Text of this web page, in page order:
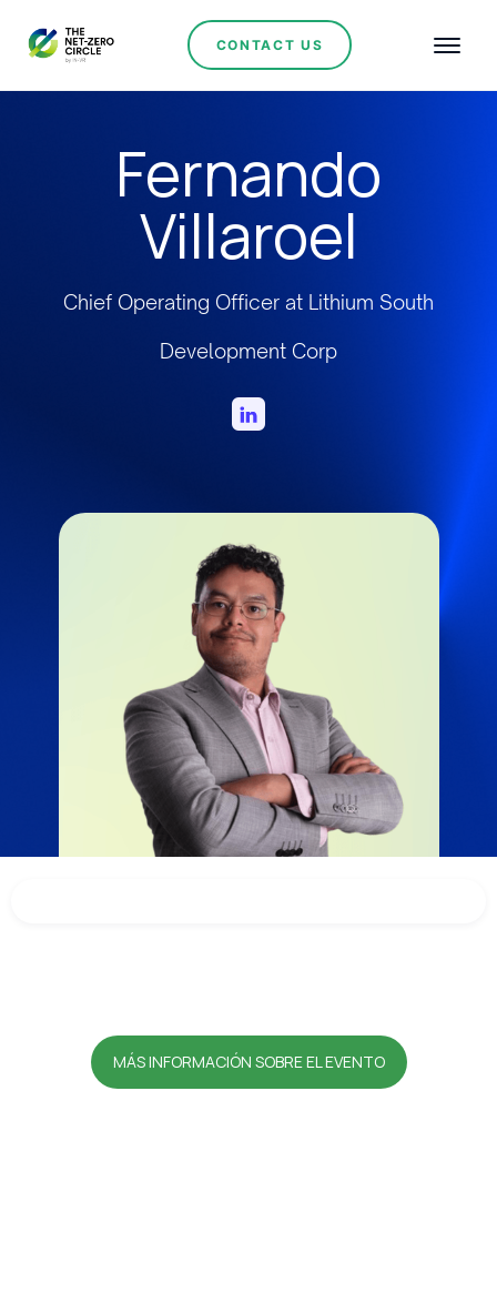
CONTACT US
Fernando
Villaroel
Chief Operating Officer at Lithium South
Development Corp
MÁS INFORMACIÓN SOBRE EL EVENTO